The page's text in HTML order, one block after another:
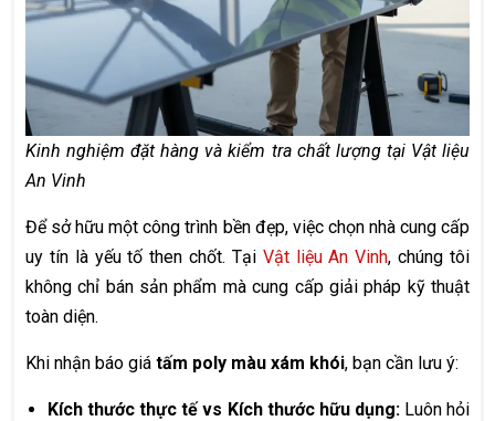
Kinh nghiệm đặt hàng và kiểm tra chất lượng tại Vật liệu
An Vinh
Để sở hữu một công trình bền đẹp, việc chọn nhà cung cấp
uy tín là yếu tố then chốt. Tại Vật liệu An Vinh, chúng tôi
không chỉ bán sản phẩm mà cung cấp giải pháp kỹ thuật
toàn diện.
Khi nhận báo giá tấm poly màu xám khói, bạn cần lưu ý:
Kích thước thực tế vs Kích thước hữu dụng:Luôn hỏi